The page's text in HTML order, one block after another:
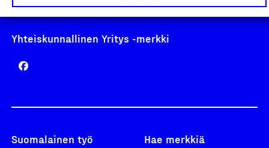
Yhteiskunnallinen Yritys -merkki
Suomalainen työ Hae merkkiä